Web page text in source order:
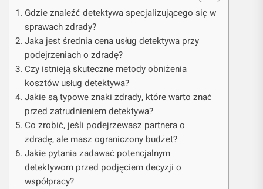
Gdzie znaleźć detektywa specjalizującego się w
sprawach zdrady?
Jaka jest średnia cena usług detektywa przy
podejrzeniach o zdradę?
Czy istnieją skuteczne metody obniżenia
kosztów usług detektywa?
Jakie są typowe znaki zdrady, które warto znać
przed zatrudnieniem detektywa?
Co zrobić, jeśli podejrzewasz partnera o
zdradę, ale masz ograniczony budżet?
Jakie pytania zadawać potencjalnym
detektywom przed podjęciem decyzji o
współpracy?